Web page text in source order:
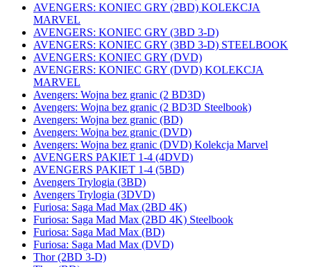
AVENGERS: KONIEC GRY (2BD) KOLEKCJA
MARVEL
AVENGERS: KONIEC GRY (3BD 3-D)
AVENGERS: KONIEC GRY (3BD 3-D) STEELBOOK
AVENGERS: KONIEC GRY (DVD)
AVENGERS: KONIEC GRY (DVD) KOLEKCJA
MARVEL
Avengers: Wojna bez granic (2 BD3D)
Avengers: Wojna bez granic (2 BD3D Steelbook)
Avengers: Wojna bez granic (BD)
Avengers: Wojna bez granic (DVD)
Avengers: Wojna bez granic (DVD) Kolekcja Marvel
AVENGERS PAKIET 1-4 (4DVD)
AVENGERS PAKIET 1-4 (5BD)
Avengers Trylogia (3BD)
Avengers Trylogia (3DVD)
Furiosa: Saga Mad Max (2BD 4K)
Furiosa: Saga Mad Max (2BD 4K) Steelbook
Furiosa: Saga Mad Max (BD)
Furiosa: Saga Mad Max (DVD)
Thor (2BD 3-D)